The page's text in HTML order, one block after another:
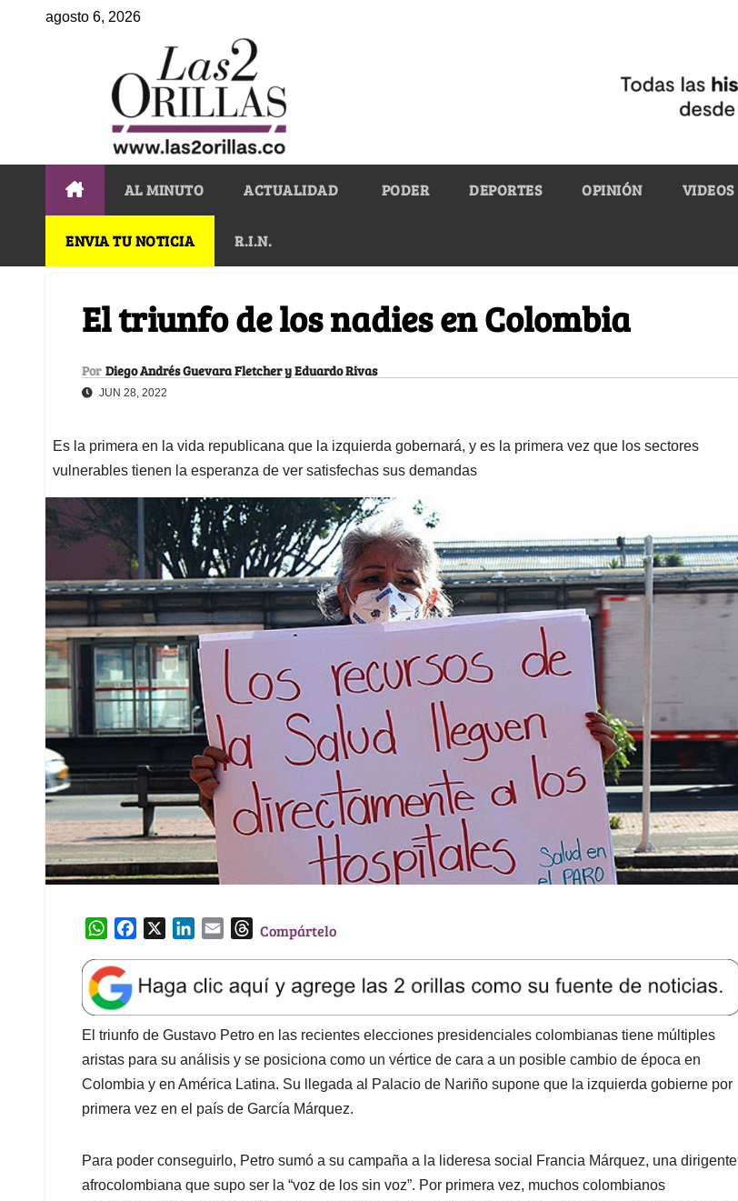
agosto 6, 2026
AL MINUTO ACTUALIDAD PODER DEPORTES OPINIÓN VIDEOS
ENVIA TU NOTICIA R.I.N.
El triunfo de los nadies en Colombia
Por Diego Andrés Guevara Fletcher y Eduardo Rivas
JUN 28, 2022
Es la primera en la vida republicana que la izquierda gobernará, y es la primera vez que los sectores
vulnerables tienen la esperanza de ver satisfechas sus demandas
W
a
t
s
A
p
p
e
b
o
o
k
k
e
d
I
n
l
T
e
a
d
s
Compártelo
El triunfo de Gustavo Petro en las recientes elecciones presidenciales colombianas tiene múltiples
aristas para su análisis y se posiciona como un vértice de cara a un posible cambio de época en
Colombia y en América Latina. Su llegada al Palacio de Nariño supone que la izquierda gobierne por
primera vez en el país de García Márquez.
Para poder conseguirlo, Petro sumó a su campaña a la lideresa social Francia Márquez, una dirigente
afrocolombiana que supo ser la “voz de los sin voz”. Por primera vez, muchos colombianos